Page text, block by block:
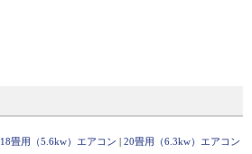
18畳用（5.6kw）エアコン | 20畳用（6.3kw）エアコン